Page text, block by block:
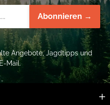
Abonnieren →
Angebote, Jagdtipps und
Mail.